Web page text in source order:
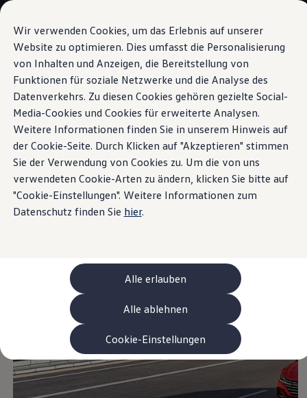
Wir verwenden Cookies, um das Erlebnis auf unserer
Website zu optimieren. Dies umfasst die Personalisierung
von Inhalten und Anzeigen, die Bereitstellung von
Funktionen für soziale Netzwerke und die Analyse des
Datenverkehrs. Zu diesen Cookies gehören gezielte Social-
Media-Cookies und Cookies für erweiterte Analysen.
Weitere Informationen finden Sie in unserem Hinweis auf
der Cookie-Seite. Durch Klicken auf "Akzeptieren" stimmen
Sie der Verwendung von Cookies zu. Um die von uns
verwendeten Cookie-Arten zu ändern, klicken Sie bitte auf
"Cookie-Einstellungen". Weitere Informationen zum
Datenschutz finden Sie hier.
Alle erlauben
Alle ablehnen
Cookie-Einstellungen
Passa al
contenuto
principale
Vai a
piè di
pagina
La sua configurazione
Modelli speciali UNITED
Consulenza e acquisto
Offerte attuali
Clienti aziendali e flotte
Veicoli in pronta consegna
Occasioni
Finanziamento
Calcolatore di leasing
Elettromobilità
Costi e finanziamenti
Ricarica e autonomia
Ricaricare a casa
Ricaricare fuori casa
Ricarica bidirezionale
Soluzione di energia rinnovabile: Helion
ChargeOn
Tecnologia e batteria
Come funziona il sistema di batterie dei
Garanzia & durata
Riciclaggio: recuperare le materie prime
ID. Display head-up
Pompa di calore Volkswagen
Servizi e accessori
Campagne di richiamo
Assistenza e ricambi
Assistente per il mantenimento della
corsia e al cambio di corsia
L’assistente che ci
guarda le spalle